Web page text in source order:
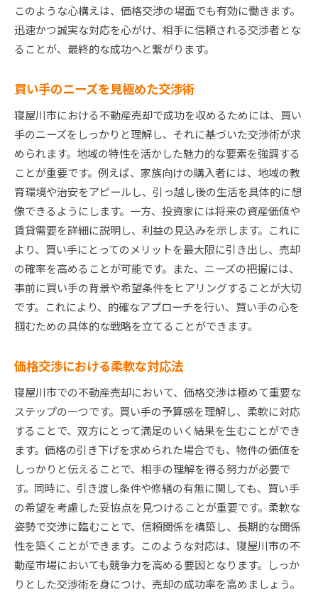
このような心構えは、価格交渉の場面でも有効に働きます。
迅速かつ誠実な対応を心がけ、相手に信頼される交渉者とな
ることが、最終的な成功へと繋がります。
買い手のニーズを見極めた交渉術
寝屋川市における不動産売却で成功を収めるためには、買い
手のニーズをしっかりと理解し、それに基づいた交渉術が求
められます。地域の特性を活かした魅力的な要素を強調する
ことが重要です。例えば、家族向けの購入者には、地域の教
育環境や治安をアピールし、引っ越し後の生活を具体的に想
像できるようにします。一方、投資家には将来の資産価値や
賃貸需要を詳細に説明し、利益の見込みを示します。これに
より、買い手にとってのメリットを最大限に引き出し、売却
の確率を高めることが可能です。また、ニーズの把握には、
事前に買い手の背景や希望条件をヒアリングすることが大切
です。これにより、的確なアプローチを行い、買い手の心を
掴むための具体的な戦略を立てることができます。
価格交渉における柔軟な対応法
寝屋川市での不動産売却において、価格交渉は極めて重要な
ステップの一つです。買い手の予算感を理解し、柔軟に対応
することで、双方にとって満足のいく結果を生むことができ
ます。価格の引き下げを求められた場合でも、物件の価値を
しっかりと伝えることで、相手の理解を得る努力が必要で
す。同時に、引き渡し条件や修繕の有無に関しても、買い手
の希望を考慮した妥協点を見つけることが重要です。柔軟な
姿勢で交渉に臨むことで、信頼関係を構築し、長期的な関係
性を築くことができます。このような対応は、寝屋川市の不
動産市場においても競争力を高める要因となります。しっか
りとした交渉術を身につけ、売却の成功率を高めましょう。